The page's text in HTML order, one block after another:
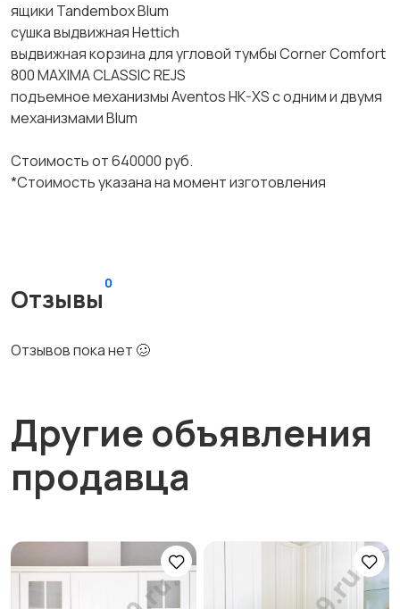
ящики Tandembox Blum
сушка выдвижная Hettich
выдвижная корзина для угловой тумбы Corner Comfort
800 MAXIMA CLASSIC REJS
подъемное механизмы Aventos HK-XS с одним и двумя
механизмами Blum
Стоимость от 640000 руб.
*Стоимость указана на момент изготовления
Отзывы
0
Отзывов пока нет 🥴
Другие объявления
продавца